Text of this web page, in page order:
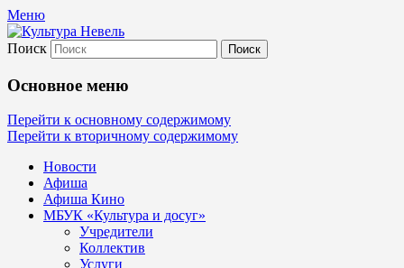
Меню
Культура Невель
МБУК Невельского района "Культура
и досуг"
Поиск
Основное меню
Перейти к основному содержимому
Перейти к вторичному содержимому
Новости
Афиша
Афиша Кино
МБУК «Культура и досуг»
Учредители
Коллектив
Услуги